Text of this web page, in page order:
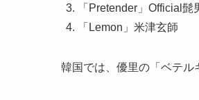
「Pretender」Official髭
「Lemon」米津玄師
韓国では、優里の「ベテル